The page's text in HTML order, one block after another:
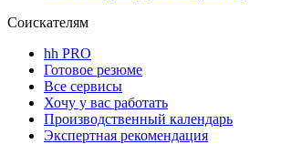
Соискателям
hh PRO
Готовое резюме
Все сервисы
Хочу у вас работать
Производственный календарь
Экспертная рекомендация